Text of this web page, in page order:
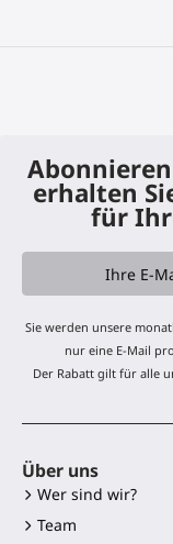
erhalten
für
Sie werden unsere
nur eine E-Mail
Der Rabatt gilt für alle
Über uns
Wer sind wir?
Team